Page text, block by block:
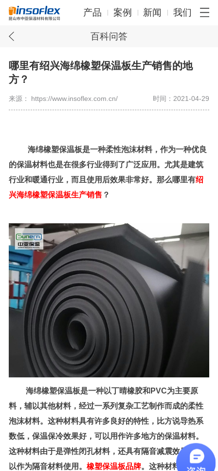
产品 案例 新闻 我们
百科问答
哪里有绍兴海绵橡塑保温板生产销售的地
方？
来源： https://www.insoflex.com.cn/ 时间：2021-04-29
海绵橡塑保温板是一种柔性泡沫材料，作为一种优良
的保温材料也是在很多行业得到了广泛应用。尤其是建筑
行业和暖通行业，而且使用后效果非常好。那么哪里有绍
兴海绵橡塑保温板生产销售 ？
海绵橡塑保温板是一种以丁晴橡胶和 PVC为主要原
料，辅以其他材料，经过一系列复杂工艺制作而成的柔性
泡沫材料。这种材料具有许多良好的特性，比方说导热系
数低，保温保冷效果好，可以用作许多地方的保温材料。
这种材料由于是弹性闭孔材料，还具有隔音减震效果，可
以作为隔音材料使用。 橡塑保温板品牌。这种材料还是一